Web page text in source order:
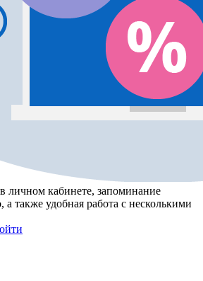
в личном кабинете, запоминание
, а также удобная работа с несколькими